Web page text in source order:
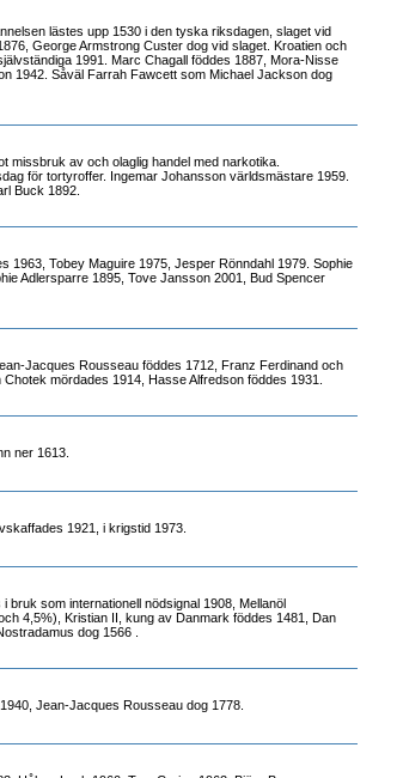
lästes upp 1530 i den tyska riksdagen, slaget vid
George Armstrong Custer dog vid slaget. Kroatien och
1991. Marc Chagall föddes 1887, Mora-Nisse
1942. Såväl Farrah Fawcett som Michael Jackson dog
missbruk av och olaglig handel med narkotika.
för tortyroffer. Ingemar Johansson världsmästare 1959.
Buck 1892.
1963, Tobey Maguire 1975, Jesper Rönndahl 1979. Sophie
Adlersparre 1895, Tove Jansson 2001, Bud Spencer
Jacques Rousseau föddes 1712, Franz Ferdinand och
mördades 1914, Hasse Alfredson föddes 1931.
ner 1613.
1921, i krigstid 1973.
bruk som internationell nödsignal 1908, Mellanöl
4,5%), Kristian II, kung av Danmark föddes 1481, Dan
dog 1566 .
Jean-Jacques Rousseau dog 1778.